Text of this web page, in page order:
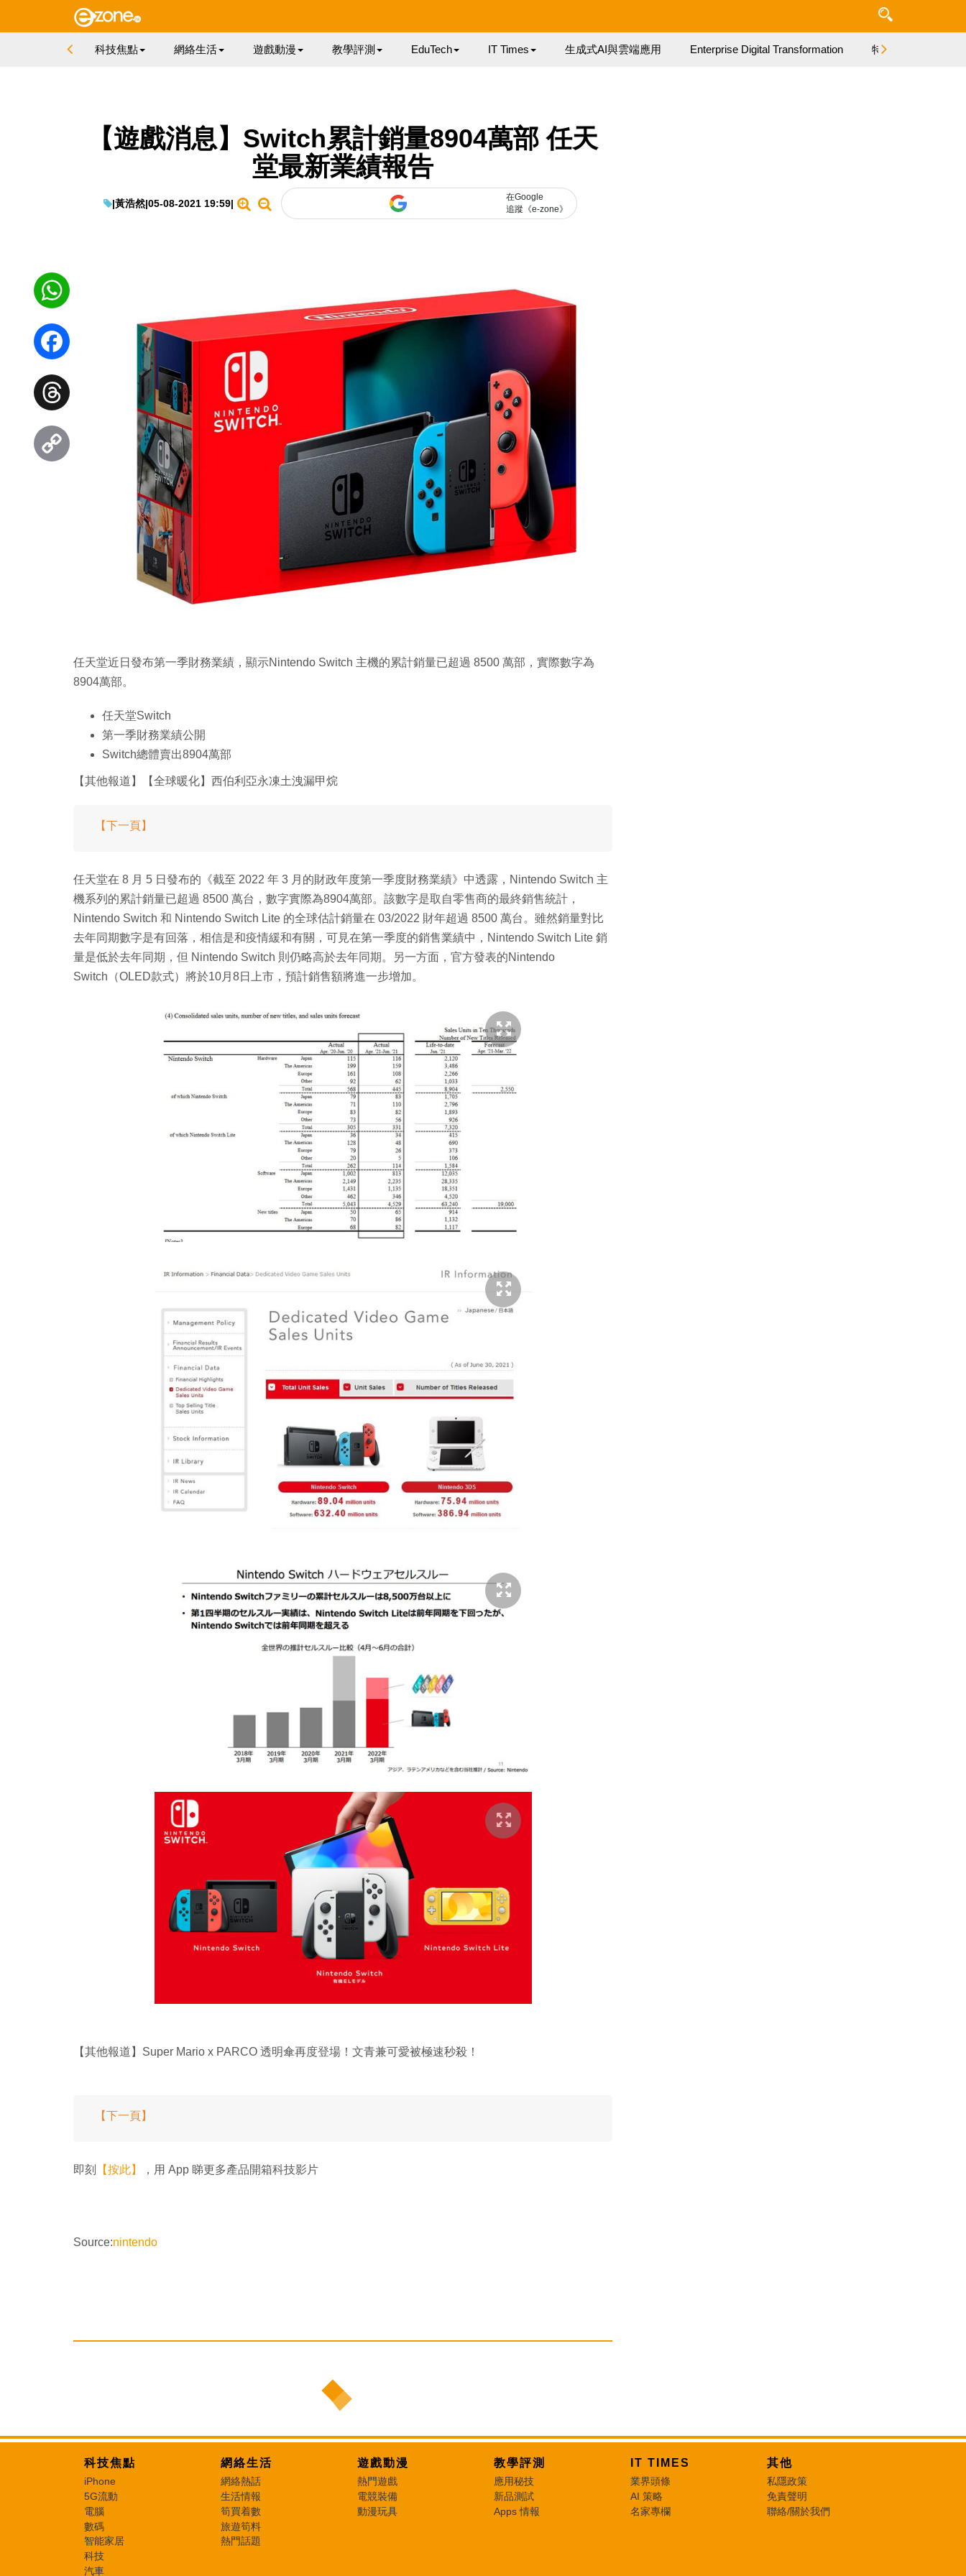
科技焦點 網絡生活 遊戲動漫 教學評測 EduTech IT Times 生成式AI與雲端應用 Enterprise Digital Transformation 特集
【遊戲消息】Switch累計銷量8904萬部 任天
堂最新業績報告
|黃浩然|05-08-2021 19:59|
在Google
追蹤《e-zone》
任天堂近日發布第一季財務業績，顯示Nintendo Switch 主機的累計銷量已超過 8500 萬部，實際數字為
8904萬部。
任天堂Switch
第一季財務業績公開
Switch總體賣出8904萬部
【其他報道】【全球暖化】西伯利亞永凍土洩漏甲烷
【下一頁】
任天堂在 8 月 5 日發布的《截至 2022 年 3 月的財政年度第一季度財務業績》中透露，Nintendo Switch 主
機系列的累計銷量已超過 8500 萬台，數字實際為8904萬部。該數字是取自零售商的最終銷售統計，
Nintendo Switch 和 Nintendo Switch Lite 的全球估計銷量在 03/2022 財年超過 8500 萬台。雖然銷量對比
去年同期數字是有回落，相信是和疫情緩和有關，可見在第一季度的銷售業績中，Nintendo Switch Lite 銷
量是低於去年同期，但 Nintendo Switch 則仍略高於去年同期。另一方面，官方發表的Nintendo
Switch（OLED款式）將於10月8日上市，預計銷售額將進一步增加。
【其他報道】Super Mario x PARCO 透明傘再度登場！文青兼可愛被極速秒殺！
【下一頁】
即刻 【按此】 ，用 App 睇更多產品開箱科技影片
Source:nintendo
WhatsApp
Facebook
Threads
科技焦點
iPhone
5G流動
電腦
數碼
智能家居
科技
汽車
網絡生活
網絡熱話
生活情報
筍買着數
旅遊筍料
熱門話題
遊戲動漫
熱門遊戲
電競裝備
動漫玩具
教學評測
應用秘技
新品測試
Apps 情報
IT TIMES
業界頭條
AI 策略
名家專欄
其他
私隱政策
免責聲明
聯絡/關於我們